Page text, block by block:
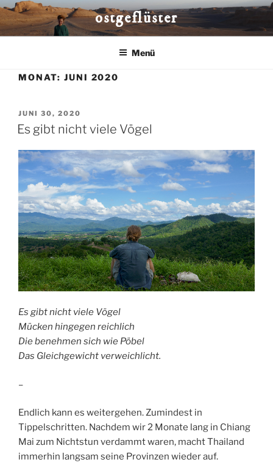
Zum
Inhalt
springen
ostgeflüster
Menü
MONAT: JUNI 2020
VERÖFFENTLICHT
AM
JUNI 30, 2020
Es gibt nicht viele Vögel
Es gibt nicht viele Vögel
Mücken hingegen reichlich
Die benehmen sich wie Pöbel
Das Gleichgewicht verweichlicht.
–
Endlich kann es weitergehen. Zumindest in
Tippelschritten. Nachdem wir 2 Monate lang in Chiang
Mai zum Nichtstun verdammt waren, macht Thailand
immerhin langsam seine Provinzen wieder auf.